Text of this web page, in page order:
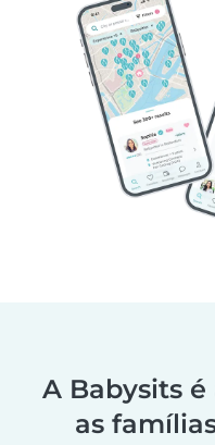
A Babysits
as